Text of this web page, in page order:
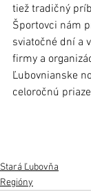
tiež tradičný
Športovci nám
sviatočné dní a
firmy a
Ľubovnianske
celoročnú
Stará Ľubovňa
Regióny